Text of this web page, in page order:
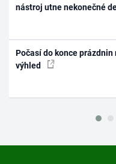
nástroj utne nekonečné
Počasí do konce
výhled